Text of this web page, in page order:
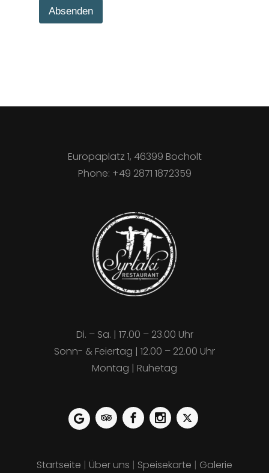
Absenden
Europaplatz 1, 46399 Bocholt
Phone: +49 2871 1872359
Di. – Sa. | 17.00 – 23.00 Uhr
Sonn- & Feiertag | 12.00 – 22.00 Uhr
Montag | Ruhetag
Startseite | Über uns | Speisekarte | Galerie